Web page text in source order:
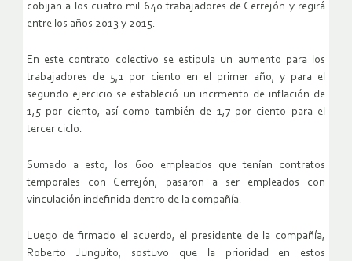
cobijan a los cuatro mil 640 trabajadores de Cerrejón y regirá
entre los años 2013 y 2015.
En este contrato colectivo se estipula un aumento para los
trabajadores de 5,1 por ciento en el primer año, y para el
segundo ejercicio se estableció un incrmento de inflación de
1,5 por ciento, así como también de 1,7 por ciento para el
tercer ciclo.
Sumado a esto, los 600 empleados que tenían contratos
temporales con Cerrejón, pasaron a ser empleados con
vinculación indefinida dentro de la compañía.
Luego de firmado el acuerdo, el presidente de la compañía,
Roberto Junguito, sostuvo que la prioridad en estos